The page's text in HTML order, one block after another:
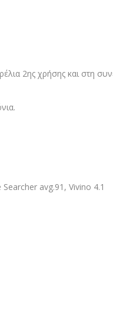
2ης χρήσης και στη
avg.91, Vivino 4.1